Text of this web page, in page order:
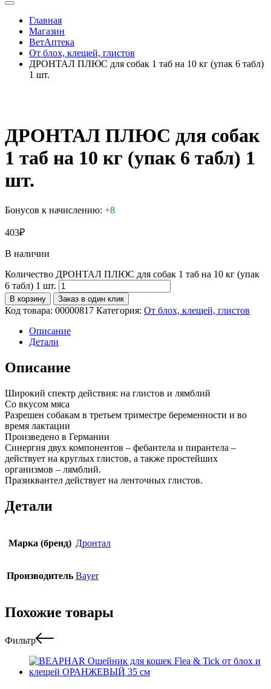
Главная
Магазин
ВетАптека
От блох, клещей, глистов
ДРОНТАЛ ПЛЮС для собак 1 таб на 10 кг (упак 6 табл)
1 шт.
ДРОНТАЛ ПЛЮС для собак
1 таб на 10 кг (упак 6 табл) 1
шт.
Бонусов к начислению: +8
403₽
В наличии
Количество ДРОНТАЛ ПЛЮС для собак 1 таб на 10 кг (упак
6 табл) 1 шт.
В корзину Заказ в один клик
Код товара: 00000817 Категория: От блох, клещей, глистов
Описание
Детали
Описание
Широкий спектр действия: на глистов и лямблий
Со вкусом мяса
Разрешен собакам в третьем триместре беременности и во
время лактации
Произведено в Германии
Синергия двух компонентов – фебантела и пирантела –
действует на круглых глистов, а также простейших
организмов – лямблий.
Празиквантел действует на ленточных глистов.
Детали
Марка (бренд) Дронтал
Производитель Bayer
Похожие товары
Фильтр